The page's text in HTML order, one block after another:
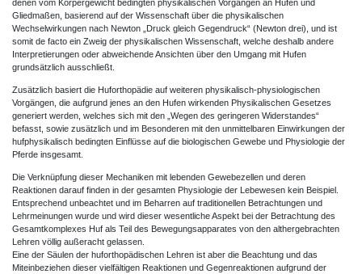
denen vom Körpergewicht bedingten physikalischen Vorgängen an Hufen und
Gliedmaßen, basierend auf der Wissenschaft über die physikalischen
Wechselwirkungen nach Newton „Druck gleich Gegendruck“ (Newton drei), und ist
somit de facto ein Zweig der physikalischen Wissenschaft, welche deshalb andere
Interpretierungen oder abweichende Ansichten über den Umgang mit Hufen
grundsätzlich ausschließt.
Zusätzlich basiert die Huforthopädie auf weiteren physikalisch-physiologischen
Vorgängen, die aufgrund jenes an den Hufen wirkenden Physikalischen Gesetzes
generiert werden, welches sich mit den „Wegen des geringeren Widerstandes“
befasst, sowie zusätzlich und im Besonderen mit den unmittelbaren Einwirkungen der
hufphysikalisch bedingten Einflüsse auf die biologischen Gewebe und Physiologie der
Pferde insgesamt.
Die Verknüpfung dieser Mechaniken mit lebenden Gewebezellen und deren
Reaktionen darauf finden in der gesamten Physiologie der Lebewesen kein Beispiel.
Entsprechend unbeachtet und im Beharren auf traditionellen Betrachtungen und
Lehrmeinungen wurde und wird dieser wesentliche Aspekt bei der Betrachtung des
Gesamtkomplexes Huf als Teil des Bewegungsapparates von den althergebrachten
Lehren völlig außeracht gelassen.
Eine der Säulen der huforthopädischen Lehren ist aber die Beachtung und das
Miteinbeziehen dieser vielfältigen Reaktionen und Gegenreaktionen aufgrund der